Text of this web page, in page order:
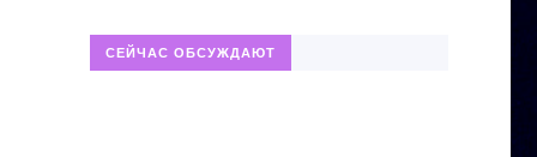
СЕЙЧАС ОБСУЖДАЮТ